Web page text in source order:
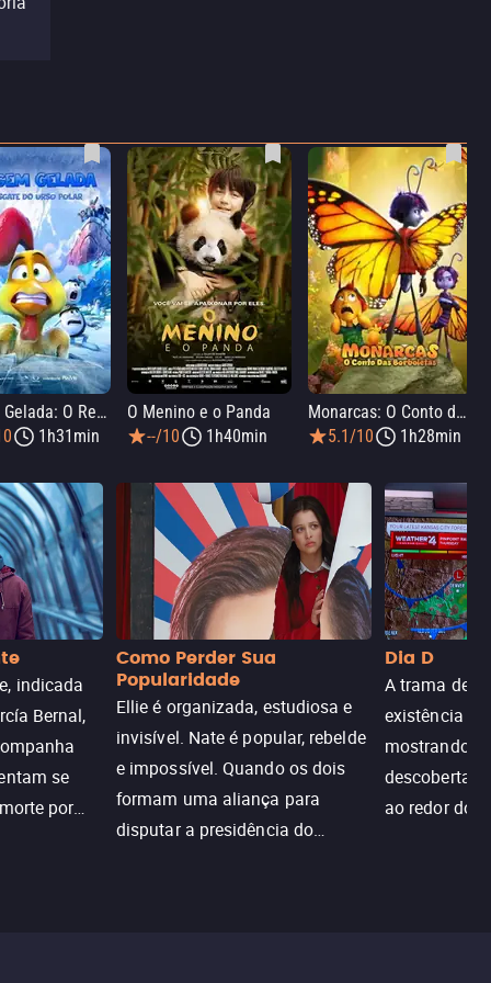
Viagem Gelada: O Resgate do Urso Polar
1h31min
O Menino e o Panda
--/10
1h40min
Monarcas: O Conto das Borboletas
5.1/10
1h28min
indicada
Bernal,
se
por
Como Perder Sua
Popularidade
Ellie é organizada, estudiosa e
invisível. Nate é popular, rebelde
e impossível. Quando os dois
formam uma aliança para
disputar a presidência do
Dia D
A trama de
existência
mostrando
descoberta
ao redor do